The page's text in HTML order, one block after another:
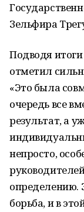
Зельфира
Подводя
отметил
«Это была
очередь все
результат, а
непросто,
определению.
борьба, и в